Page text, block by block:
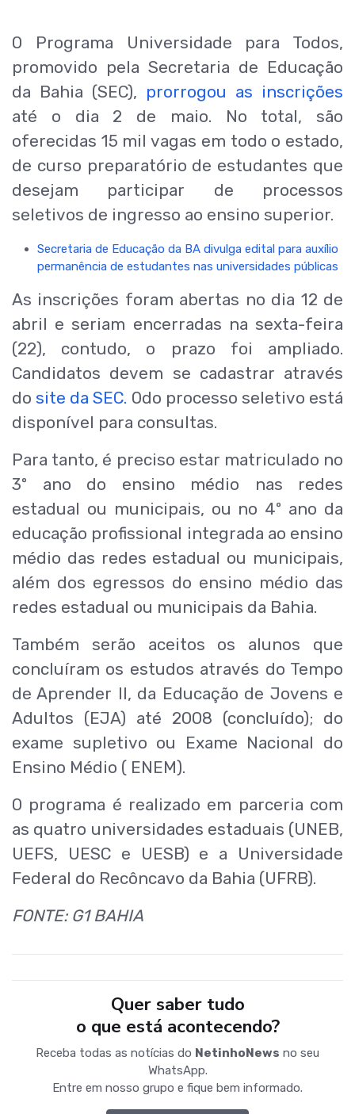
O Programa Universidade para Todos,
promovido pela Secretaria de Educação
da Bahia (SEC), prorrogou as inscrições
até o dia 2 de maio. No total, são
oferecidas 15 mil vagas em todo o estado,
de curso preparatório de estudantes que
desejam participar de processos
seletivos de ingresso ao ensino superior.
Secretaria de Educação da BA divulga edital para auxílio
permanência de estudantes nas universidades públicas
As inscrições foram abertas no dia 12 de
abril e seriam encerradas na sexta-feira
(22), contudo, o prazo foi ampliado.
Candidatos devem se cadastrar através
dosite da SEC. Odo processo seletivo está
disponível para consultas.
Para tanto, é preciso estar matriculado no
3º ano do ensino médio nas redes
estadual ou municipais, ou no 4º ano da
educação profissional integrada ao ensino
médio das redes estadual ou municipais,
além dos egressos do ensino médio das
redes estadual ou municipais da Bahia.
Também serão aceitos os alunos que
concluíram os estudos através do Tempo
de Aprender II, da Educação de Jovens e
Adultos (EJA) até 2008 (concluído); do
exame supletivo ou Exame Nacional do
Ensino Médio ( ENEM).
O programa é realizado em parceria com
as quatro universidades estaduais (UNEB,
UEFS, UESC e UESB) e a Universidade
Federal do Recôncavo da Bahia (UFRB).
FONTE: G1 BAHIA
Quer saber tudo
o que está acontecendo?
Receba todas as notícias do NetinhoNews no seu
WhatsApp.
Entre em nosso grupo e fique bem informado.